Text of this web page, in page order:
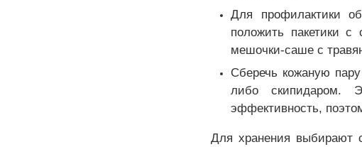
Для профилактики
положить пакетики с
мешочки-саше с
Сберечь кожаную
либо скипидаром.
эффективность,
Для хранения выбирают